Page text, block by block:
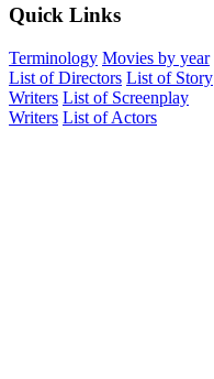
Quick Links
Terminology Movies by year
List of Directors List of Story
Writers List of Screenplay
Writers List of Actors